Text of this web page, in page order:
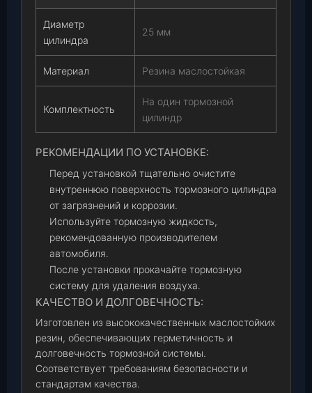
Диаметр
цилиндра
25 мм
Материал Резина маслостойкая
Комплектность
На один тормозной
цилиндр
РЕКОМЕНДАЦИИ ПО УСТАНОВКЕ:
Перед установкой тщательно очистите
внутреннюю поверхность тормозного цилиндра
от загрязнений и коррозии.
Используйте тормозную жидкость,
рекомендованную производителем
автомобиля.
После установки прокачайте тормозную
систему для удаления воздуха.
КАЧЕСТВО И ДОЛГОВЕЧНОСТЬ:
Изготовлен из высококачественных маслостойких
резин, обеспечивающих герметичность и
долговечность тормозной системы.
Соответствует требованиям безопасности и
стандартам качества.